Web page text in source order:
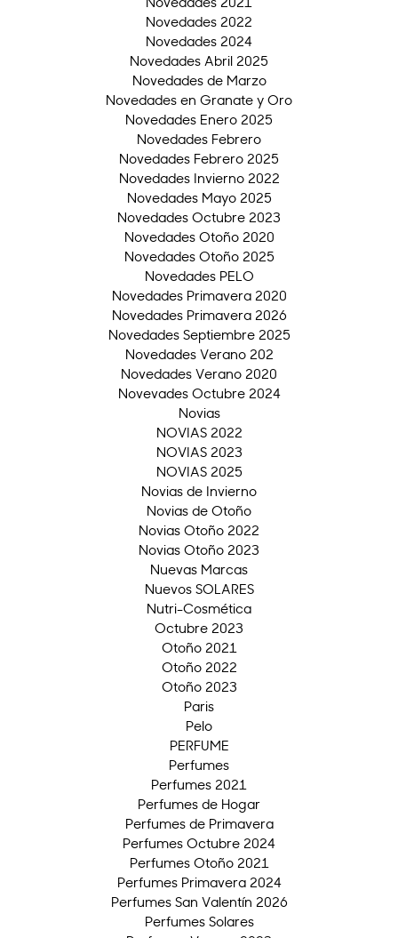
Novedades 2022
Novedades 2024
Novedades Abril 2025
Novedades de Marzo
Novedades en Granate y Oro
Novedades Enero 2025
Novedades Febrero
Novedades Febrero 2025
Novedades Invierno 2022
Novedades Mayo 2025
Novedades Octubre 2023
Novedades Otoño 2020
Novedades Otoño 2025
Novedades PELO
Novedades Primavera 2020
Novedades Primavera 2026
Novedades Septiembre 2025
Novedades Verano 202
Novedades Verano 2020
Novevades Octubre 2024
Novias
NOVIAS 2022
NOVIAS 2023
NOVIAS 2025
Novias de Invierno
Novias de Otoño
Novias Otoño 2022
Novias Otoño 2023
Nuevas Marcas
Nuevos SOLARES
Nutri-Cosmética
Octubre 2023
Otoño 2021
Otoño 2022
Otoño 2023
Paris
Pelo
PERFUME
Perfumes
Perfumes 2021
Perfumes de Hogar
Perfumes de Primavera
Perfumes Octubre 2024
Perfumes Otoño 2021
Perfumes Primavera 2024
Perfumes San Valentín 2026
Perfumes Solares